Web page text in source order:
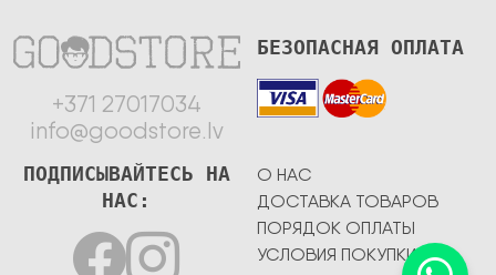
+371 27017034
info@goodstore.lv
БЕЗОПАСНАЯ ОПЛАТА
О НАС
ДОСТАВКА ТОВАРОВ
ПОРЯДОК ОПЛАТЫ
УСЛОВИЯ ПОКУПКИ
ПОДПИСЫВАЙТЕСЬ НА
НАС: